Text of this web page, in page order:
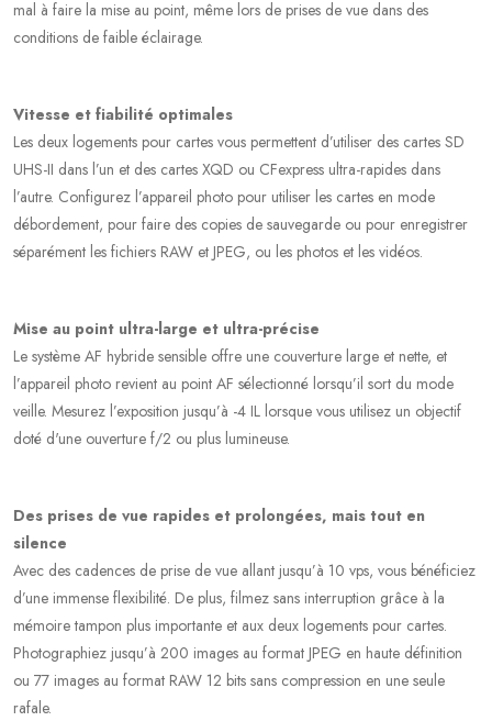
mal à faire la mise au point, même lors de prises de vue dans des
conditions de faible éclairage.
Vitesse et fiabilité optimales
Les deux logements pour cartes vous permettent d’utiliser des cartes SD
UHS-II dans l’un et des cartes XQD ou CFexpress ultra-rapides dans
l’autre. Configurez l’appareil photo pour utiliser les cartes en mode
débordement, pour faire des copies de sauvegarde ou pour enregistrer
séparément les fichiers RAW et JPEG, ou les photos et les vidéos.
Mise au point ultra-large et ultra-précise
Le système AF hybride sensible offre une couverture large et nette, et
l’appareil photo revient au point AF sélectionné lorsqu’il sort du mode
veille. Mesurez l’exposition jusqu’à -4 IL lorsque vous utilisez un objectif
doté d'une ouverture f/2 ou plus lumineuse.
Des prises de vue rapides et prolongées, mais tout en
silence
Avec des cadences de prise de vue allant jusqu’à 10 vps, vous bénéficiez
d’une immense flexibilité. De plus, filmez sans interruption grâce à la
mémoire tampon plus importante et aux deux logements pour cartes.
Photographiez jusqu’à 200 images au format JPEG en haute définition
ou 77 images au format RAW 12 bits sans compression en une seule
rafale.